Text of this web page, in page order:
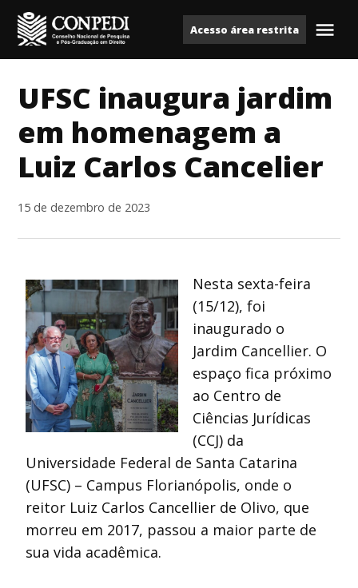
para
o
ConpediAcesso área restrita
UFSC inaugura jardim
em homenagem a
Luiz Carlos Cancelier
15 de dezembro de 2023
Nesta sexta-feira
(15/12), foi
inaugurado o
Jardim Cancellier. O
espaço fica próximo
ao Centro de
Ciências Jurídicas
(CCJ) da
Universidade Federal de Santa Catarina
(UFSC) – Campus Florianópolis, onde o
reitor Luiz Carlos Cancellier de Olivo, que
morreu em 2017, passou a maior parte de
sua vida acadêmica.